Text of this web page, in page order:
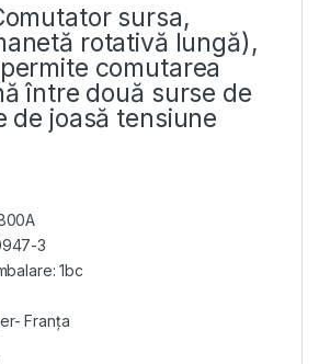
sursa,
rotativă lungă),
comutarea
între două surse de
de joasă tensiune
3
1bc
Franța